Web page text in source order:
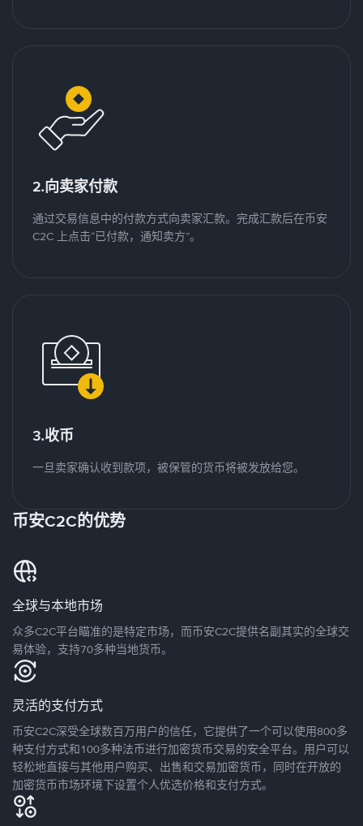
2.向卖家付款
通过交易信息中的付款方式向卖家汇款。完成汇款后在币安
C2C 上点击“已付款，通知卖方”。
3.收币
一旦卖家确认收到款项，被保管的货币将被发放给您。
币安C2C的优势
全球与本地市场
众多C2C平台瞄准的是特定市场，而币安C2C提供名副其实的全球交
易体验，支持70多种当地货币。
灵活的支付方式
币安C2C深受全球数百万用户的信任，它提供了一个可以使用800多
种支付方式和100多种法币进行加密货币交易的安全平台。用户可以
轻松地直接与其他用户购买、出售和交易加密货币，同时在开放的
加密货币市场环境下设置个人优选价格和支付方式。